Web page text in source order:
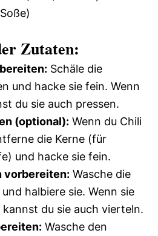
Zutaten:
Schäle die
und hacke sie fein. Wenn
du sie auch pressen.
(optional): Wenn du Chili
die Kerne (für
und hacke sie fein.
vorbereiten: Wasche die
halbiere sie. Wenn sie
du sie auch vierteln.
Wasche den